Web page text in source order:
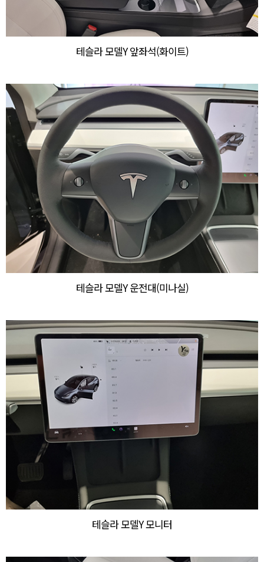
테슬라 모델Y 앞좌석(화이트)
테슬라 모델Y 운전대(미나실)
테슬라 모델Y 모니터